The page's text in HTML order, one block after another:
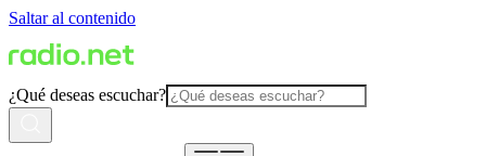
Saltar al contenido
¿Qué deseas escuchar?